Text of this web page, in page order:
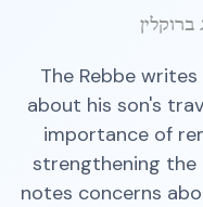
The Rebbe
about his son's
importance of
strengthening the
notes concerns